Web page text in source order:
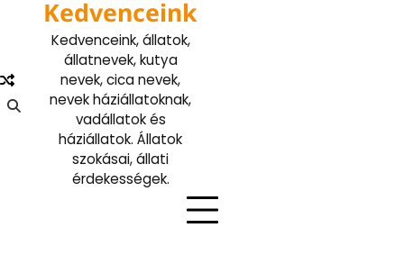
Kedvenceink
Kedvenceink, állatok,
állatnevek, kutya
nevek, cica nevek,
nevek háziállatoknak,
vadállatok és
háziállatok. Állatok
szokásai, állati
érdekességek.